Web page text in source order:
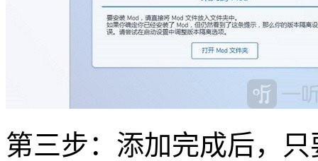
第三步：添加完成后，